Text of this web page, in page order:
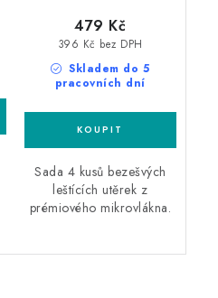
Skladem do 5
pracovních dní
396 Kč bez DPH
479 Kč
Sada 4 kusů bezešvých
leštících utěrek z
prémiového mikrovlákna.